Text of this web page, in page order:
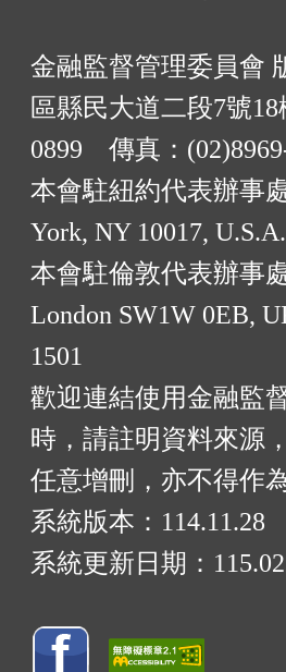
金融監督管理委員會
區縣民大道二段7號
0899 傳真：
本會駐紐約代表辦事
York, NY 10017,
本會駐倫敦代表辦事
London SW1W 0EB,
1501
歡迎連結使用金融監
時，請註明資料來源
任意增刪，亦不得作
系統版本： 114.11.28
系統更新日期：